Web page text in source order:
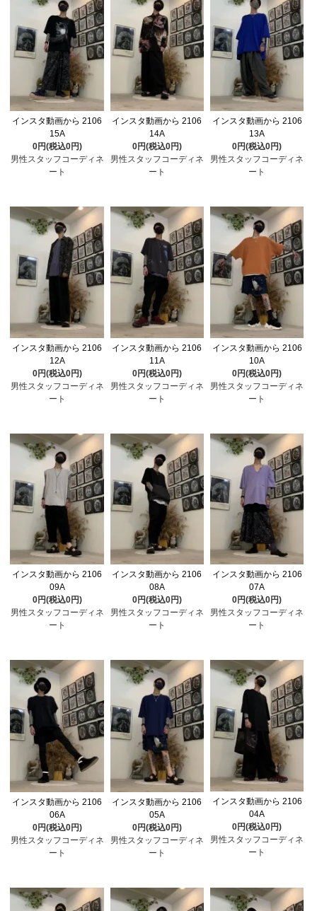
インスタ動画から 2106
15A
0円(税込0円)
男性スタッフコーディネ
ート
インスタ動画から 2106
14A
0円(税込0円)
男性スタッフコーディネ
ート
インスタ動画から 2106
13A
0円(税込0円)
男性スタッフコーディネ
ート
インスタ動画から 2106
12A
0円(税込0円)
男性スタッフコーディネ
ート
インスタ動画から 2106
11A
0円(税込0円)
男性スタッフコーディネ
ート
インスタ動画から 2106
10A
0円(税込0円)
男性スタッフコーディネ
ート
インスタ動画から 2106
09A
0円(税込0円)
男性スタッフコーディネ
ート
インスタ動画から 2106
08A
0円(税込0円)
男性スタッフコーディネ
ート
インスタ動画から 2106
07A
0円(税込0円)
男性スタッフコーディネ
ート
インスタ動画から 2106
06A
0円(税込0円)
男性スタッフコーディネ
ート
インスタ動画から 2106
05A
0円(税込0円)
男性スタッフコーディネ
ート
インスタ動画から 2106
04A
0円(税込0円)
男性スタッフコーディネ
ート